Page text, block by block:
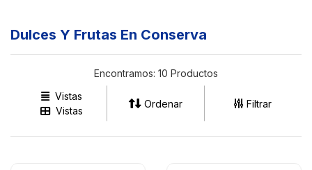
Dulces Y Frutas En Conserva
Encontramos: 10 Productos
Vistas
Vistas
Ordenar Filtrar